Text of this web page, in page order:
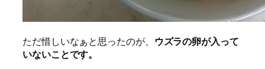
ただ惜しいなぁと思ったのが、
ウズラの卵が入って
いないことです。